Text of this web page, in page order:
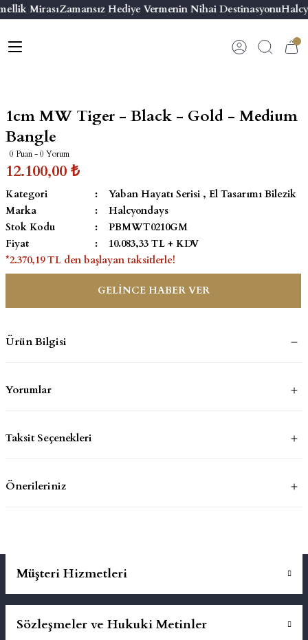
MirasıZamansız Hediye Vermenin Nihai Destinasyonu
Geri Dön
Geri Dön
ve Aksesuarlar
Mum
Geri Dön
Yivli Kabaşon Bilezik
Geri Dön
Seriler
Elephant
1cm MW Tiger - Black - Gold - Medium
Bangle
0 Puan - 0 Yorum
12.100,00 ₺
Kategori Yaban Hayatı Serisi , El Tasarımı Bilezik
Marka
Halcyondays
Stok Kodu
PBMWT0210GM
Fiyat
10.083,33 TL + KDV
*2.370,19 TL den başlayan taksitlerle!
GELİNCE HABER VER
Ürün Bilgisi
Yorumlar
Taksit Seçenekleri
Önerileriniz
Müşteri Hizmetleri
Sözleşmeler ve Hukuki Metinler